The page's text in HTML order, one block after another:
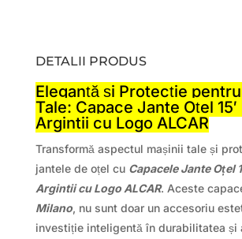
DETALII PRODUS
Eleganță și Protecție
Tale: Capace Jante Oțel 15′
Argintii cu Logo ALCAR
Transformă aspectul mașinii tale și
jantele de oțel cu Capacele Jante Oțel
Argintii cu Logo ALCAR. Aceste
Milano, nu sunt doar un accesoriu
investiție inteligentă în durabilitatea și